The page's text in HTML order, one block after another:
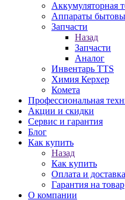
Аккумуляторная
Аппараты
Запчасти
Назад
Запчасти
Аналог
Инвентарь TTS
Химия Керхер
Комета
Профессиональная
Акции и скидки
Сервис и гарантия
Блог
Как купить
Назад
Как купить
Оплата и доставка
Гарантия на товар
О компании